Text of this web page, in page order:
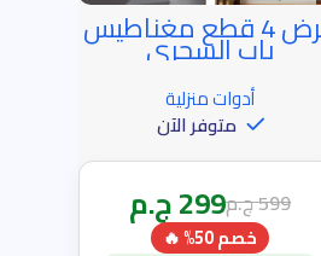
خصم الساعة الذهبيةعرض 4 قطع مغناطيس
باب السحري
أدوات منزلية
متوفر الآن
599ج.م299ج.م
خصم 50% 🔥